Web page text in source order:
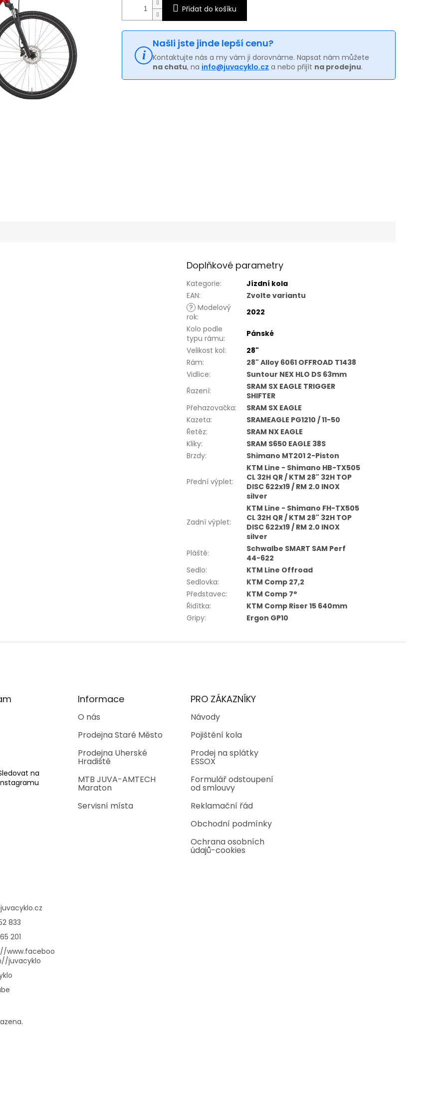
Přidat do košíku
Našli jste jinde lepší cenu?
Kontaktujte nás a my vám ji dorovnáme. Napsat nám můžete
na chatu, na info@juvacyklo.cz a nebo přijít na prodejnu.
Doplňkové parametry
Kategorie:
Jízdní kola
EAN:
Zvolte variantu
? Modelový
rok:
2022
Kolo podle
typu rámu:
Pánské
Velikost kol:
28"
Rám:
28" Alloy 6061 OFFROAD T1438
Vidlice:
Suntour NEX HLO DS 63mm
Řazení:
SRAM SX EAGLE TRIGGER
SHIFTER
Přehazovačka:
SRAM SX EAGLE
Kazeta:
SRAMEAGLE PG1210 / 11-50
Řetěz:
SRAM NX EAGLE
Kliky:
SRAM S650 EAGLE 38S
Brzdy: Shimano MT201 2-Piston
Přední výplet:
KTM Line - Shimano HB-TX505
CL 32H QR / KTM 28" 32H TOP
DISC 622x19 / RM 2.0 INOX
silver
Zadní výplet:
KTM Line - Shimano FH-TX505
CL 32H QR / KTM 28" 32H TOP
DISC 622x19 / RM 2.0 INOX
silver
Pláště:
Schwalbe SMART SAM Perf
44-622
Sedlo:
KTM Line Offroad
Sedlovka:
KTM Comp 27,2
Představec:
KTM Comp 7°
Řidítka:
KTM Comp Riser 15 640mm
Gripy: Ergon GP10
na
Informace
O nás
Prodejna Staré Město
Prodejna Uherské
Hradiště
MTB JUVA-AMTECH
Maraton
Servisní místa
PRO ZÁKAZNÍKY
Návody
Pojištění kola
Prodej na splátky
ESSOX
Formulář odstoupení
od smlouvy
Reklamační řád
Obchodní podmínky
Ochrana osobních
údajů-cookies
juvacyklo.cz
833
201
www.faceboo
juvacyklo